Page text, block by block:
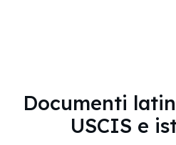
Documenti
USCIS e